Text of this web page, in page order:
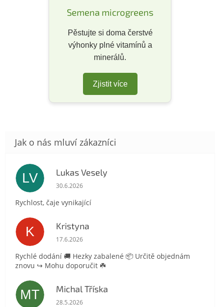
Semena microgreens
Pěstujte si doma čerstvé
výhonky plné vitamínů a
minerálů.
Zjistit více
LV Lukas Vesely
Hodnocení obchodu je 5 z 5 hvězdiček.
30.6.2026
Rychlost, čaje vynikající
K Kristyna
Hodnocení obchodu je 5 z 5 hvězdiček.
17.6.2026
Rychlé dodání 🚚 Hezky zabalené 📦 Určitě objednám
znovu ↪️ Mohu doporučit ☘️
MT Michal Tříska
Hodnocení obchodu je 5 z 5 hvězdiček.
28.5.2026